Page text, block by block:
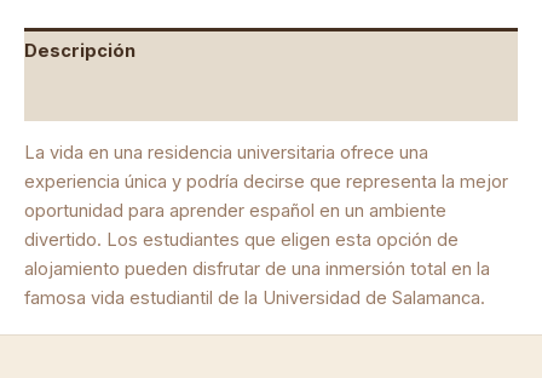
Descripción
La vida en una residencia universitaria ofrece una
experiencia única y podría decirse que representa la mejor
oportunidad para aprender español en un ambiente
divertido. Los estudiantes que eligen esta opción de
alojamiento pueden disfrutar de una inmersión total en la
famosa vida estudiantil de la Universidad de Salamanca.